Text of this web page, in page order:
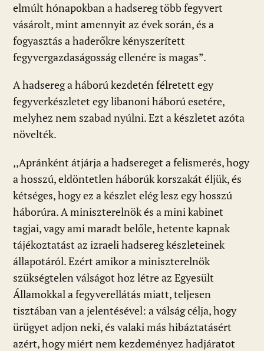
elmúlt hónapokban a hadsereg több fegyvert
vásárolt, mint amennyit az évek során, és a
fogyasztás a haderőkre kényszerített
fegyvergazdaságosság ellenére is magas”.
A hadsereg a háború kezdetén félretett egy
fegyverkészletet egy libanoni háború esetére,
melyhez nem szabad nyúlni. Ezt a készletet azóta
növelték.
,,Apránként átjárja a hadsereget a felismerés, hogy
a hosszú, eldöntetlen háborúk korszakát éljük, és
kétséges, hogy ez a készlet elég lesz egy hosszú
háborúra. A miniszterelnök és a mini kabinet
tagjai, vagy ami maradt belőle, hetente kapnak
tájékoztatást az izraeli hadsereg készleteinek
állapotáról. Ezért amikor a miniszterelnök
szükségtelen válságot hoz létre az Egyesült
Államokkal a fegyverellátás miatt, teljesen
tisztában van a jelentésével: a válság célja, hogy
ürügyet adjon neki, és valaki más hibáztatásért
azért, hogy miért nem kezdeményez hadjáratot